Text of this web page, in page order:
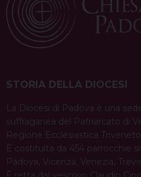
STORIA DELLA DIOCESI
La Diocesi di Padova è una
suffraganea del Patriarcato di
Regione Ecclesiastica
È costituita da 454 parrocchie
Padova, Vicenza, Venezia,